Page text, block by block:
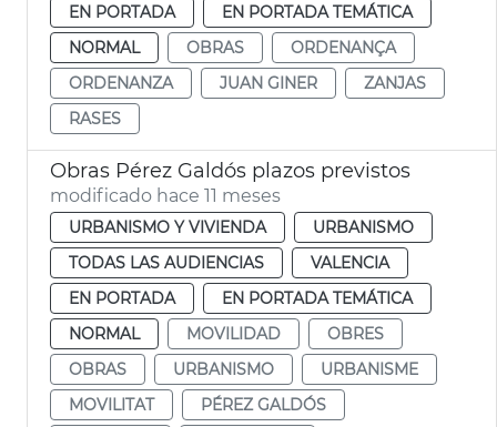
EN PORTADA
EN PORTADA TEMÁTICA
NORMAL
OBRAS
ORDENANÇA
ORDENANZA
JUAN GINER
ZANJAS
RASES
Obras Pérez Galdós plazos previstos
modificado hace 11 meses
URBANISMO Y VIVIENDA
URBANISMO
TODAS LAS AUDIENCIAS
VALENCIA
EN PORTADA
EN PORTADA TEMÁTICA
NORMAL
MOVILIDAD
OBRES
OBRAS
URBANISMO
URBANISME
MOVILITAT
PÉREZ GALDÓS